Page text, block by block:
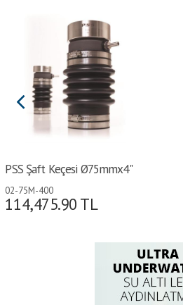
PSS Şaft Keçesi Ø75mmx4"
02-75M-400
114,475.90 TL